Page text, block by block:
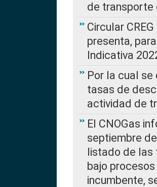
de transporte
Circular
presenta,
Indicativa
Por la cual
tasas de
actividad de
El CNOGas
septiembre
listado de las
bajo
incumbente,